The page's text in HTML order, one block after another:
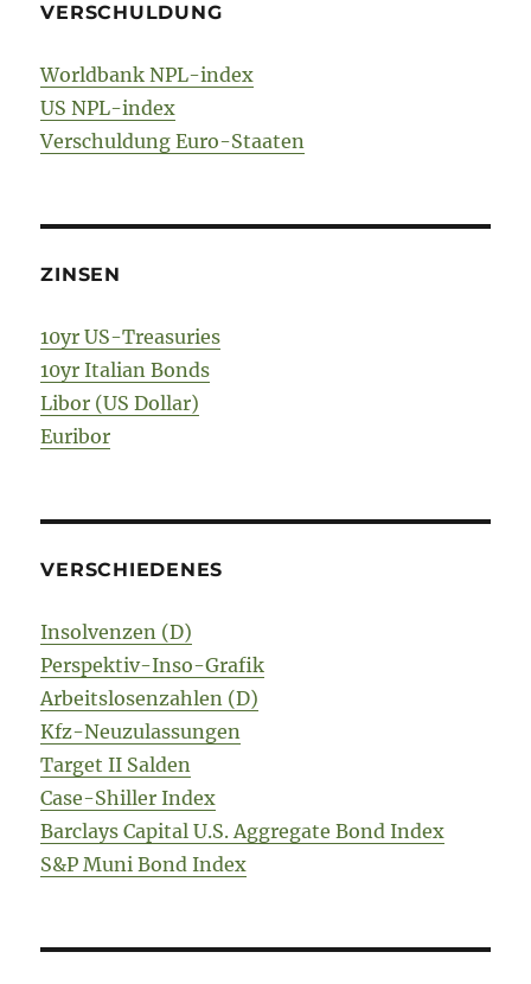
VERSCHULDUNG
Worldbank NPL-index
US NPL-index
Verschuldung Euro-Staaten
ZINSEN
10yr US-Treasuries
10yr Italian Bonds
Libor (US Dollar)
Euribor
VERSCHIEDENES
Insolvenzen (D)
Perspektiv-Inso-Grafik
Arbeitslosenzahlen (D)
Kfz-Neuzulassungen
Target II Salden
Case-Shiller Index
Barclays Capital U.S. Aggregate Bond Index
S&P Muni Bond Index